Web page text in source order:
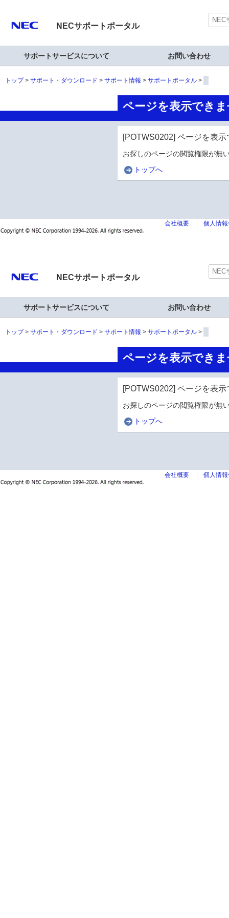
NECサポートポータル
サポートサービスについて お問い合わせ
トップ サポート・ダウンロード サポート情報 サポートポータル
ページを表示でき
[POTWS0202] ページを表
お探しのページの閲覧権限が無
トップへ
会社概要 個人情
NECサポートポータル
サポートサービスについて お問い合わせ
トップ サポート・ダウンロード サポート情報 サポートポータル
ページを表示でき
[POTWS0202] ページを表
お探しのページの閲覧権限が無
トップへ
会社概要 個人情